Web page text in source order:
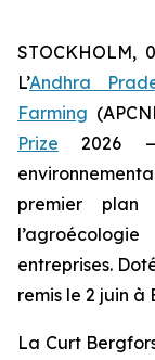
STOCKHOLM,
L’Andhra
Farming
Prize 2026 —
premier plan
entreprises.
remis le 2 juin à
La Curt